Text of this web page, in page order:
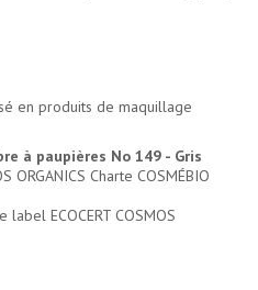
en produits de maquillage
à paupières No 149 - Gris
ORGANICS Charte COSMÉBIO
ECOCERT COSMOS